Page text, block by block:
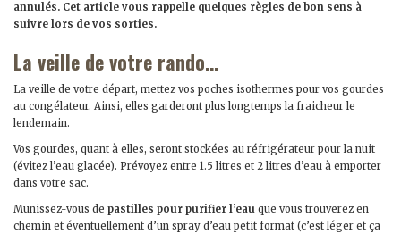
annulés. Cet article vous rappelle quelques règles de bon sens à
suivre lors de vos sorties.
La veille de votre rando…
La veille de votre départ, mettez vos poches isothermes pour vos gourdes
au congélateur. Ainsi, elles garderont plus longtemps la fraicheur le
lendemain.
Vos gourdes, quant à elles, seront stockées au réfrigérateur pour la nuit
(évitez l’eau glacée). Prévoyez entre 1.5 litres et 2 litres d’eau à emporter
dans votre sac.
Munissez-vous de pastilles pour purifier l’eau que vous trouverez en
chemin et éventuellement d’un spray d’eau petit format (c’est léger et ça